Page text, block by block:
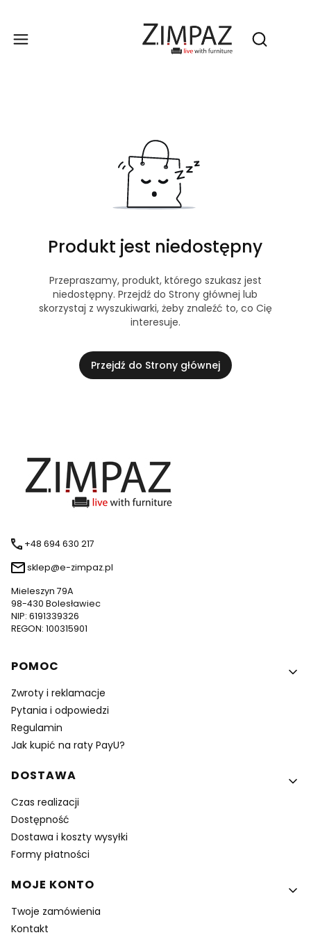
Otwórz
Produkt jest niedostępny
Przepraszamy, produkt, którego szukasz jest
niedostępny. Przejdź do Strony głównej lub
skorzystaj z wyszukiwarki, żeby znaleźć to, co Cię
interesuje.
Przejdź do Strony głównej
+48 694 630 217
sklep@e-zimpaz.pl
Mieleszyn 79A
98-430 Bolesławiec
NIP: 6191339326
REGON: 100315901
Linki w stopce
POMOC
Zwroty i reklamacje
Pytania i odpowiedzi
Regulamin
Jak kupić na raty PayU?
DOSTAWA
Czas realizacji
Dostępność
Dostawa i koszty wysyłki
Formy płatności
MOJE KONTO
Twoje zamówienia
Kontakt